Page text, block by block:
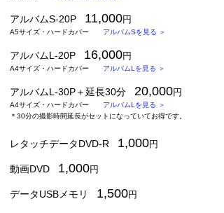
アルバムS-20P 11,000円
A5サイズ・ハードカバー アルバムSを見る ＞
アルバムL-20P 16,000円
A4サイズ・ハードカバー アルバムLを見る ＞
アルバムL-30P＋延長30分 20,000円
A4サイズ・ハードカバー アルバムLを見る ＞
＊30分の撮影時間延長がセットになっていてお得です。
レタッチデータDVD-R 1,000円
動画DVD 1,000円
データUSBメモリ 1,500円